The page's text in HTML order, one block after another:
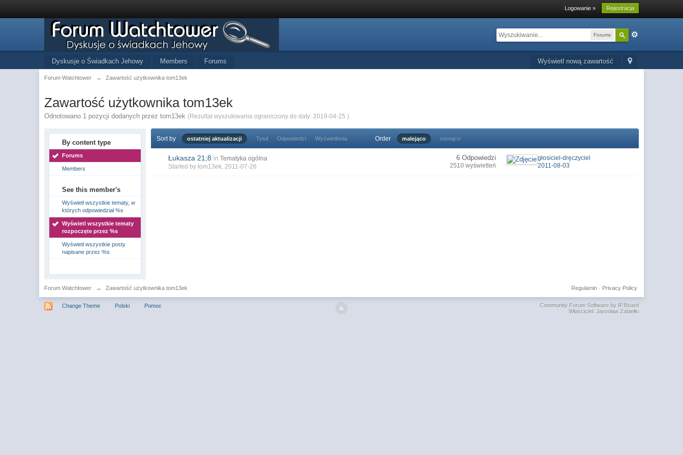
Logowanie » Rejestracja
Forums
Wyświetl nową zawartość
Dyskusje o Świadkach Jehowy Members Forums
Forum Watchtower → Zawartość użytkownika tom13ek
Zawartość użytkownika tom13ek
Odnotowano 1 pozycji dodanych przez tom13ek (Rezultat wyszukiwania ograniczony do daty: 2019-04-25 )
By content type
Forums
Members
See this member's
Wyświetl wszystkie tematy, w
których odpowiedział %s
Wyświetl wszystkie tematy
rozpoczęte przez %s
Wyświetl wszystkie posty
napisane przez %s
Sort by ostatniej aktualizacji Tytuł Odpowiedzi Wyświetlenia Order malejąco rosnąco
Łukasza 21;8 in Tematyka ogólna
Started bytom13ek, 2011-07-26
6 Odpowiedzi
2510 wyświetleń
głosiciel-dręczyciel
2011-08-03
Forum Watchtower → Zawartość użytkownika tom13ek Privacy Policy
Regulamin·
Change Theme Polski Pomoc
Community Forum Software by IP.Board
Właściciel: Jarosław Zabiełło